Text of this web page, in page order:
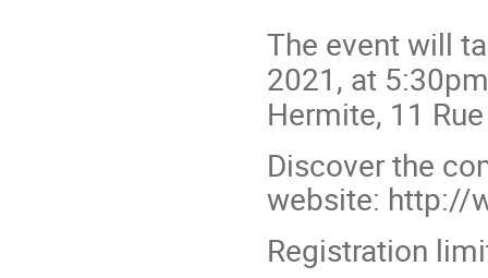
The event will
2021, at
Hermite, 11
Discover the
website: http://
Registration